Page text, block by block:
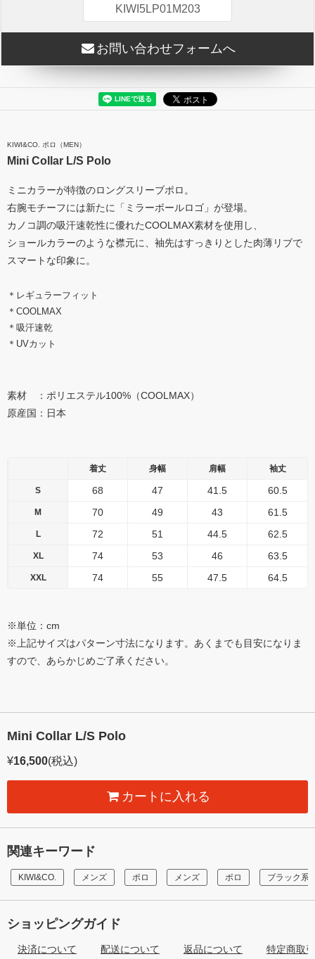
KIWI5LP01M203
お問い合わせフォームへ
KIWI&CO. ポロ（MEN）
Mini Collar L/S Polo
ミニカラーが特徴のロングスリーブポロ。
右腕モチーフには新たに「ミラーボールロゴ」が登場。
カノコ調の吸汗速乾性に優れたCOOLMAX素材を使用し、
ショールカラーのような襟元に、袖先はすっきりとした肉薄リブで
スマートな印象に。
＊レギュラーフィット
＊COOLMAX
＊吸汗速乾
＊UVカット
素材 ：ポリエステル100%（COOLMAX）
原産国：日本
着丈 身幅 肩幅 袖丈
S 68 47 41.5 60.5
M 70 49 43 61.5
L 72 51 44.5 62.5
XL 74 53 46 63.5
XXL 74 55 47.5 64.5
※単位：cm
※上記サイズはパターン寸法になります。あくまでも目安になりま
すので、あらかじめご了承ください。
Mini Collar L/S Polo
¥16,500(税込)
カートに入れる
関連キーワード
KIWI&CO. メンズ ポロ メンズ ポロ ブラック系
ショッピングガイド
決済について 配送について 返品について 特定商取